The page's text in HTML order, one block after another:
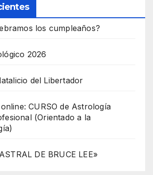
los cumpleaños?
2026
del Libertador
CURSO de Astrología
(Orientado a la
DE BRUCE LEE»